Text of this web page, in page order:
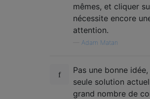
mêmes, et cliquer
nécessite encore
attention.
Adam Matan
Pas une bonne
seule solution
grand nombre de